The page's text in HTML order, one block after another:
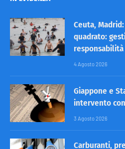
Ceuta,
quadrato:
4 Agosto 2026
Giappone e
intervento
3 Agosto 2026
Carburanti,